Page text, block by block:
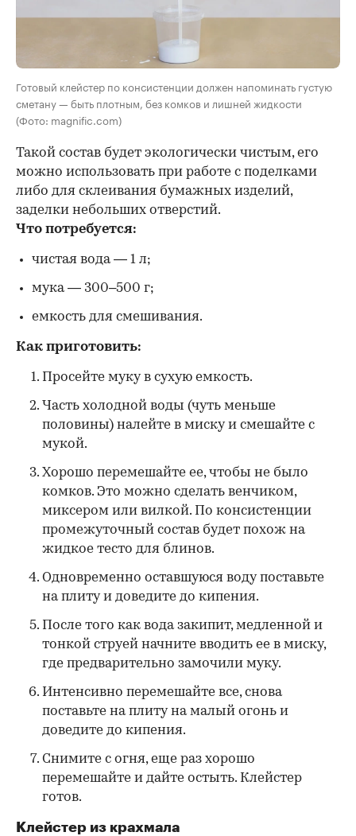
Готовый клейстер по консистенции должен напоминать густую
сметану — быть плотным, без комков и лишней жидкости
(Фото: magnific.com)
Такой состав будет экологически чистым, его
можно использовать при работе с поделками
либо для склеивания бумажных изделий,
заделки небольших отверстий.
Что потребуется:
чистая вода — 1 л;
мука — 300–500 г;
емкость для смешивания.
Как приготовить:
Просейте муку в сухую емкость.
Часть холодной воды (чуть меньше
половины) налейте в миску и смешайте с
мукой.
Хорошо перемешайте ее, чтобы не было
комков. Это можно сделать венчиком,
миксером или вилкой. По консистенции
промежуточный состав будет похож на
жидкое тесто для блинов.
Одновременно оставшуюся воду поставьте
на плиту и доведите до кипения.
После того как вода закипит, медленной и
тонкой струей начните вводить ее в миску,
где предварительно замочили муку.
Интенсивно перемешайте все, снова
поставьте на плиту на малый огонь и
доведите до кипения.
Снимите с огня, еще раз хорошо
перемешайте и дайте остыть. Клейстер
готов.
Клейстер из крахмала